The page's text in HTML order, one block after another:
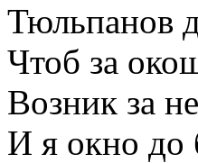
Тюльпанов
Чтоб за
Возник за
И я окно до